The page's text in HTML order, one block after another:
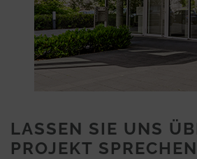
LASSEN SIE UNS
PROJEKT SPRECHEN